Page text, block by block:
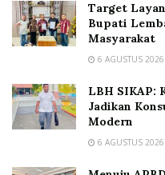
Target
Bupati
Masyarakat
6 AGUSTUS 2026
LBH SIKAP:
Jadikan
Modern
6 AGUSTUS 2026